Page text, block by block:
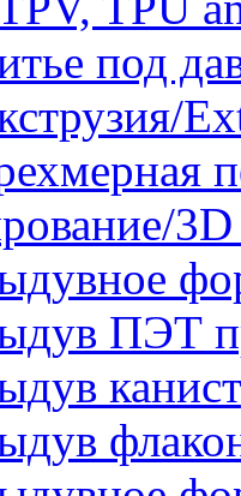
под
ПЭТ